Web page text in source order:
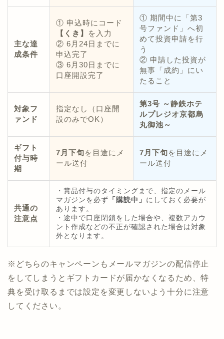
主な達
成条件
① 申込時にコード
【くき】
を入力
② 6月24日までに
申込完了
③ 6月30日までに
口座開設完了
① 期間中に「第3
号ファンド」へ初
めて投資申請を行
う
② 申請した投資が
無事「成約」にい
たること
対象フ
ァンド
指定なし（口座開
設のみでOK）
第3号 ～静鉄ホテ
ルプレジオ京都烏
丸御池～
ギフト
付与時
期
7月下旬を目途にメ
ール送付
7月下旬を目途にメ
ール送付
共通の
注意点
・賞品付与のタイミングまで、指定のメール
マガジンを必ず 「購読中」 にしておく必要が
あります。
・途中で口座閉鎖をした場合や、複数アカウ
ント作成などの不正が確認された場合は対象
外となります。
※どちらのキャンペーンもメールマガジンの配信停止
をしてしまうとギフトカードが届かなくなるため、特
典を受け取るまでは設定を変更しないよう十分に注意
してください。